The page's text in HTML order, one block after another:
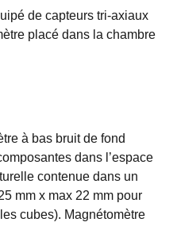
de capteurs tri-axiaux
placé dans la chambre
à bas bruit de fond
dans l’espace
contenue dans un
mm x max 22 mm pour
cubes). Magnétomètre